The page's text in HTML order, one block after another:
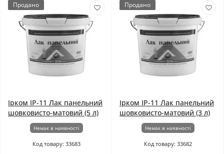
Продано
Ірком ІР-11 Лак панельний
шовковисто-матовий (5 л)
Немає в наявності
Код товару: 33683
Продано
Ірком ІР-11 Лак панельний
шовковисто-матовий (3 л)
Немає в наявності
Код товару: 33682